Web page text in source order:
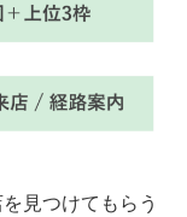
見つけてもらう